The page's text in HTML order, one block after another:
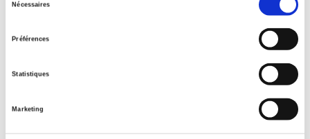
Nécessaires
Préférences
Statistiques
Marketing
Démolition-reconstruction de l'État